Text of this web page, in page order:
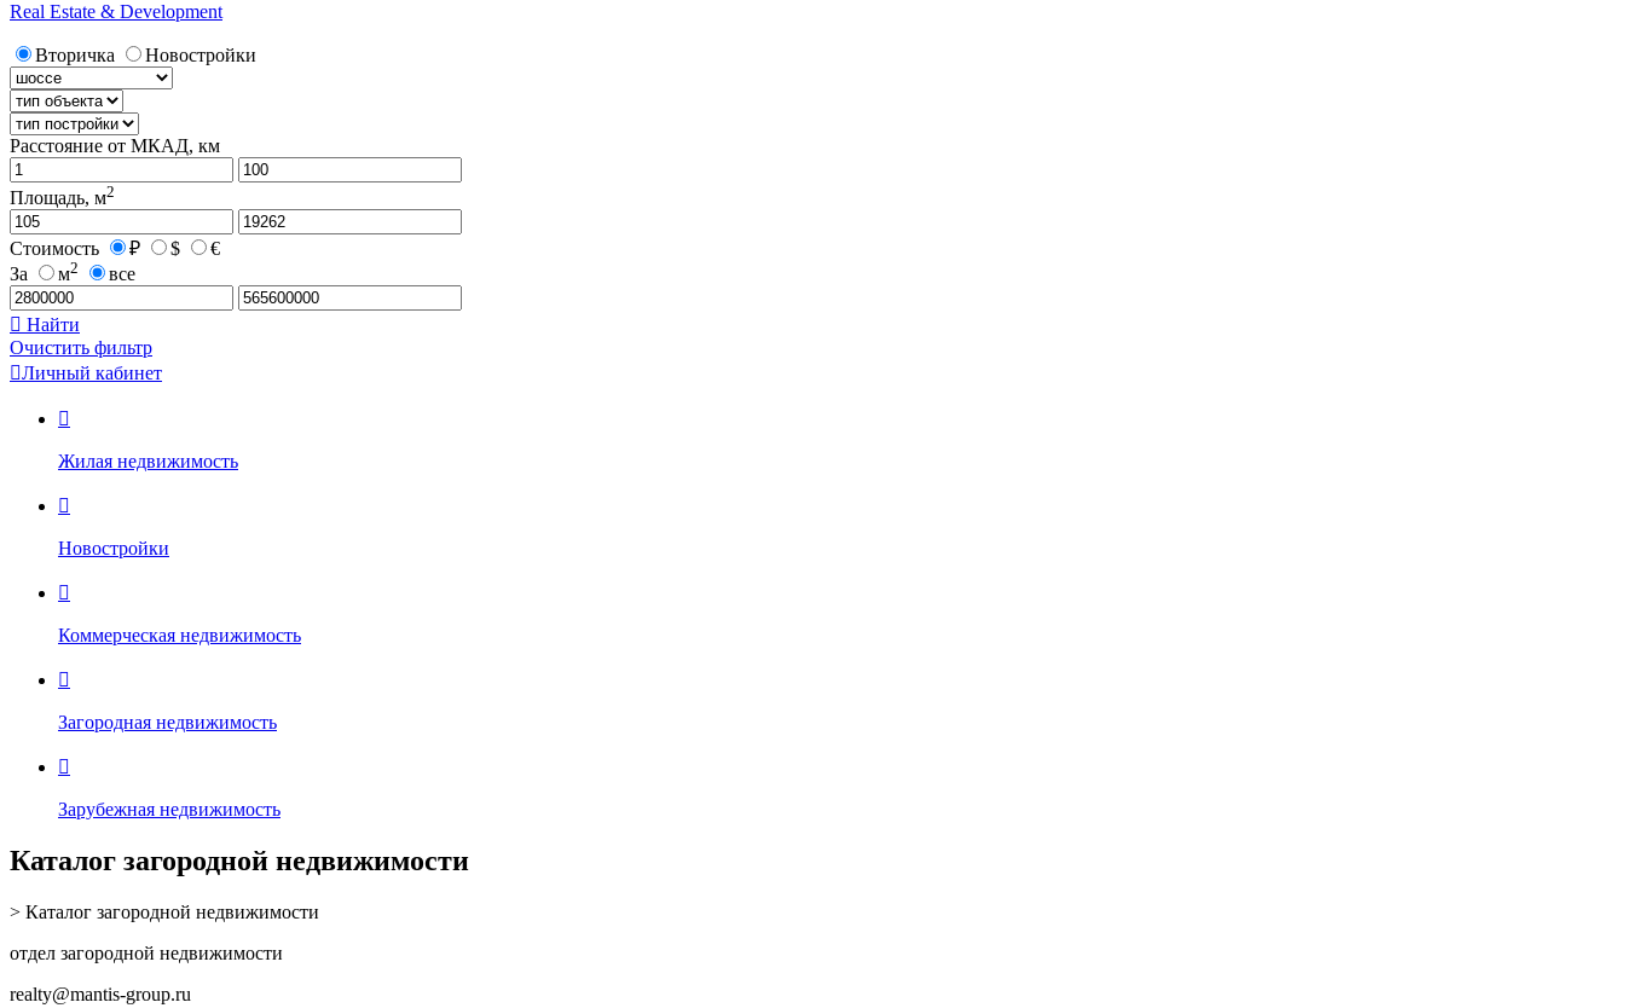
Real Estate & Development
Вторичка Новостройки
Расстояние от МКАД, км
Площадь, м2
Стоимость ₽ $
€
За
м2 все
 Найти
Очистить фильтр
Личный кабинет

Жилая недвижимость

Новостройки

Коммерческая недвижимость

Загородная недвижимость

Зарубежная недвижимость
Каталог загородной недвижимости
> Каталог загородной недвижимости
отдел загородной недвижимости
realty@mantis-group.ru